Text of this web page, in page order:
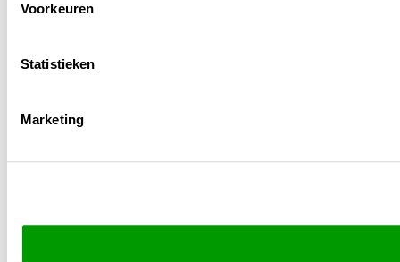
Voorkeuren
Statistieken
Marketing